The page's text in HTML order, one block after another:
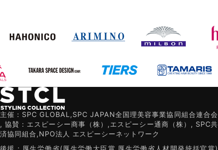
主催：SPC GLOBAL,SPC JAPAN全国理美容事業協同組合連合会
, 協賛：エスピーシー商事（株）,エスピーシー通商（株）, SPC共
済協同組合,NPO法人 エスピーシーネットワーク